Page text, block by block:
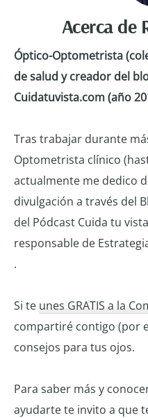
Acerca de
Óptico-Optometrista
de salud y creador del
Cuidatuvista.com (año
Tras trabajar durante
Optometrista clínico
actualmente me dedico
divulgación a través del
del Pódcast Cuida tu
responsable de
.
Si te unes GRATIS a la
compartiré contigo (por
consejos para tus ojos.
Para saber más y
ayudarte te invito a que